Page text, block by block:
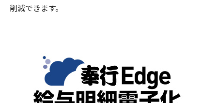
削減できます。